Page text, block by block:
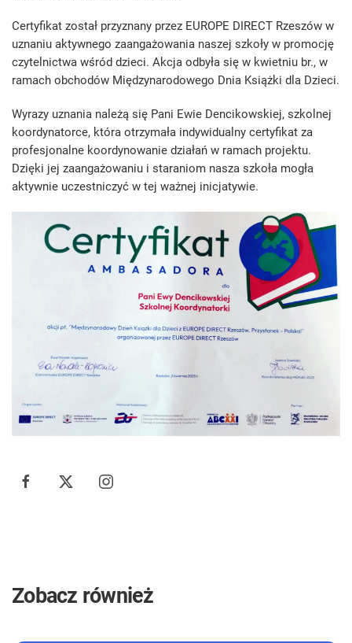
Certyfikat został przyznany przez EUROPE DIRECT Rzeszów w
uznaniu aktywnego zaangażowania naszej szkoły w promocję
czytelnictwa wśród dzieci. Akcja odbyła się w kwietniu br., w
ramach obchodów Międzynarodowego Dnia Książki dla Dzieci.
Wyrazy uznania należą się Pani Ewie Dencikowskiej, szkolnej
koordynatorce, która otrzymała indywidualny certyfikat za
profesjonalne koordynowanie działań w ramach projektu.
Dzięki jej zaangażowaniu i staraniom nasza szkoła mogła
aktywnie uczestniczyć w tej ważnej inicjatywie.
Zobacz również